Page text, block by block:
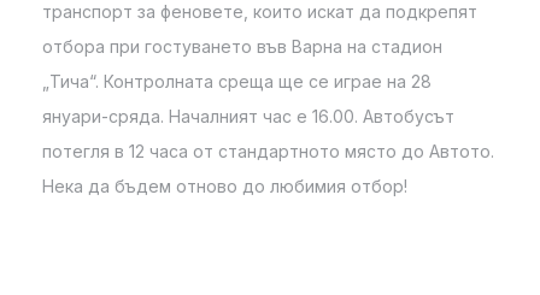
транспорт за феновете, които искат да подкрепят
отбора при гостуването във Варна на стадион
„Тича“. Контролната среща ще се играе на 28
януари-сряда. Началният час е 16.00. Автобусът
потегля в 12 часа от стандартното място до Автото.
Нека да бъдем отново до любимия отбор!